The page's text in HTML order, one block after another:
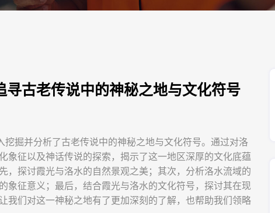
古老传说中的神秘之地与文化符号
挖掘并分析了古老传说中的神秘之地与文化符号。通过对洛
象征以及神话传说的探索，揭示了这一地区深厚的文化底蕴
，探讨霞光与洛水的自然景观之美；其次，分析洛水流域的
象征意义；最后，结合霞光与洛水的文化符号，探讨其在现
我们对这一神秘之地有了更加深刻的了解，也帮助我们领略